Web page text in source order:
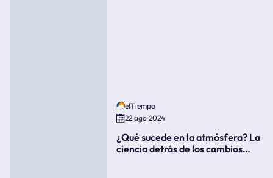
elTiempo
22 ago 2024
¿Qué sucede en la atmósfera? La
ciencia detrás de los cambios